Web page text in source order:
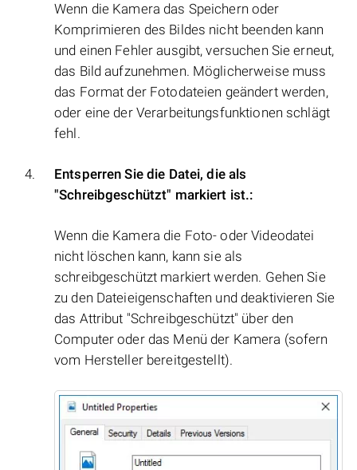
Wenn die Kamera das Speichern oder
Komprimieren des Bildes nicht beenden kann
und einen Fehler ausgibt, versuchen Sie erneut,
das Bild aufzunehmen. Möglicherweise muss
das Format der Fotodateien geändert werden,
oder eine der Verarbeitungsfunktionen schlägt
fehl.
Entsperren Sie die Datei, die als
"Schreibgeschützt" markiert ist.:
Wenn die Kamera die Foto- oder Videodatei
nicht löschen kann, kann sie als
schreibgeschützt markiert werden. Gehen Sie
zu den Dateieigenschaften und deaktivieren Sie
das Attribut "Schreibgeschützt" über den
Computer oder das Menü der Kamera (sofern
vom Hersteller bereitgestellt).